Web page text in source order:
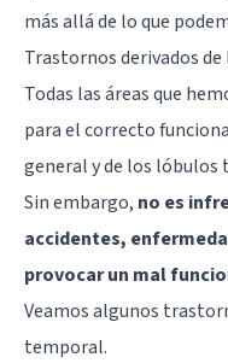
más allá de lo que
Trastornos derivados
Todas las áreas que
para el correcto
general y de los
Sin embargo, no es
accidentes,
provocar un mal
Veamos algunos
temporal.